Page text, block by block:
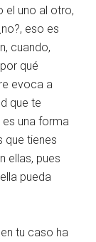
el uno al otro,
eso es
cuando,
qué
evoca a
que te
una forma
que tienes
ellas, pues
pueda
tu caso ha